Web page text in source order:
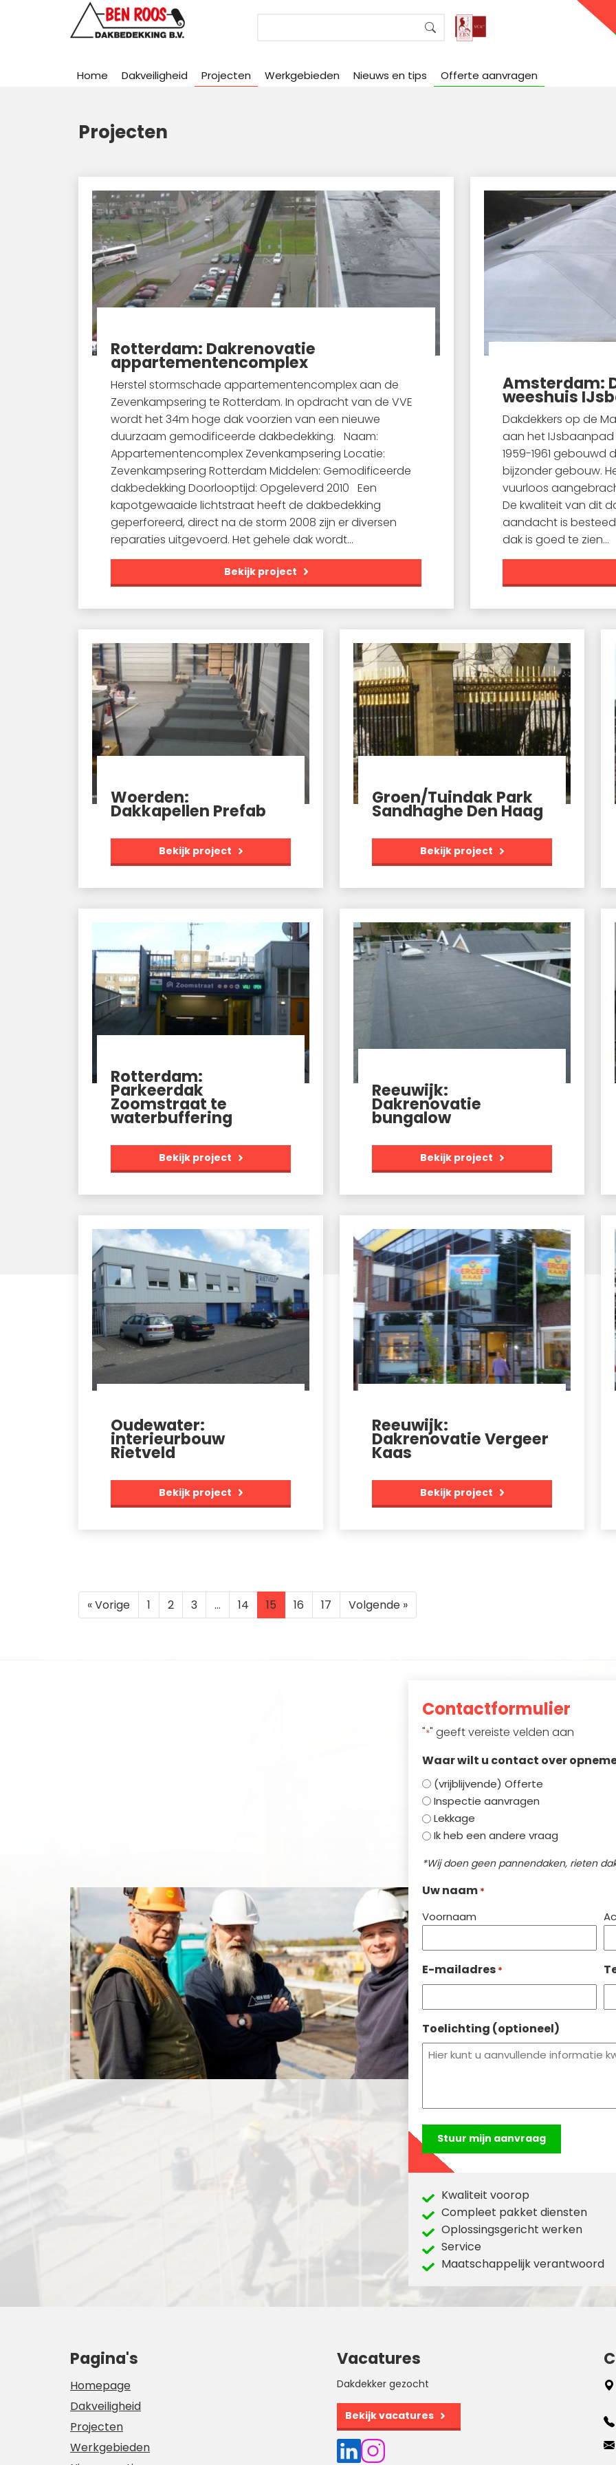
Search
Home Dakveiligheid Projecten Werkgebieden Nieuws en tips Offerte aanvragen
Projecten
Rotterdam: Dakrenovatie
appartementencomplex
Herstel stormschade appartementencomplex aan de
Zevenkampsering te Rotterdam. In opdracht van de VVE
wordt het 34m hoge dak voorzien van een nieuwe
duurzaam gemodificeerde dakbedekking. Naam:
Appartementencomplex Zevenkampsering Locatie:
Zevenkampsering Rotterdam Middelen: Gemodificeerde
dakbedekking Doorlooptijd: Opgeleverd 2010 Een
kapotgewaaide lichtstraat heeft de dakbedekking
geperforeerd, direct na de storm 2008 zijn er diversen
reparaties uitgevoerd. Het gehele dak wordt...
Bekijk project
Amsterdam:
weeshuis
Dakdekkers op de
aan het IJsbaanpad
1959-1961 gebouwd
bijzonder gebouw.
vuurloos
De kwaliteit van dit
aandacht is
dak is goed te zien...
Woerden:
Dakkapellen Prefab
Bekijk project
Groen/Tuindak Park
Sandhaghe Den Haag
Bekijk project
Rotterdam:
Parkeerdak
Zoomstraat te
waterbuffering
Bekijk project
Reeuwijk:
Dakrenovatie
bungalow
Bekijk project
Oudewater:
interieurbouw
Rietveld
Bekijk project
Reeuwijk:
Dakrenovatie Vergeer
Kaas
Bekijk project
« Vorige 1 2 3 … 14 15 16 17 Volgende »
Contactformulier
"*" geeft vereiste velden aan
Waar wilt u contact over
(vrijblijvende) Offerte
Inspectie aanvragen
Lekkage
Ik heb een andere vraag
*Wij doen geen pannendaken, rieten
Uw naam *
Voornaam
E-mailadres *
Toelichting (optioneel)
Kwaliteit voorop
Compleet pakket diensten
Oplossingsgericht werken
Service
Maatschappelijk verantwoord
Pagina's
Homepage
Dakveiligheid
Projecten
Werkgebieden
Vacatures
Dakdekker gezocht
Bekijk vacatures